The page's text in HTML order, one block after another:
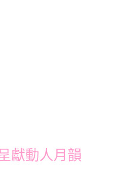
獻動人月韻